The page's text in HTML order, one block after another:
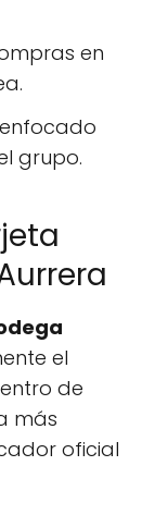
en
enfocado
grupo.
el
de
más
oficial